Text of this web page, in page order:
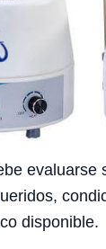
evaluarse
disponible.